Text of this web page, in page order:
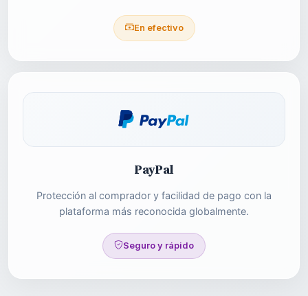
En efectivo
PayPal
Protección al comprador y facilidad de pago con la
plataforma más reconocida globalmente.
Seguro y rápido